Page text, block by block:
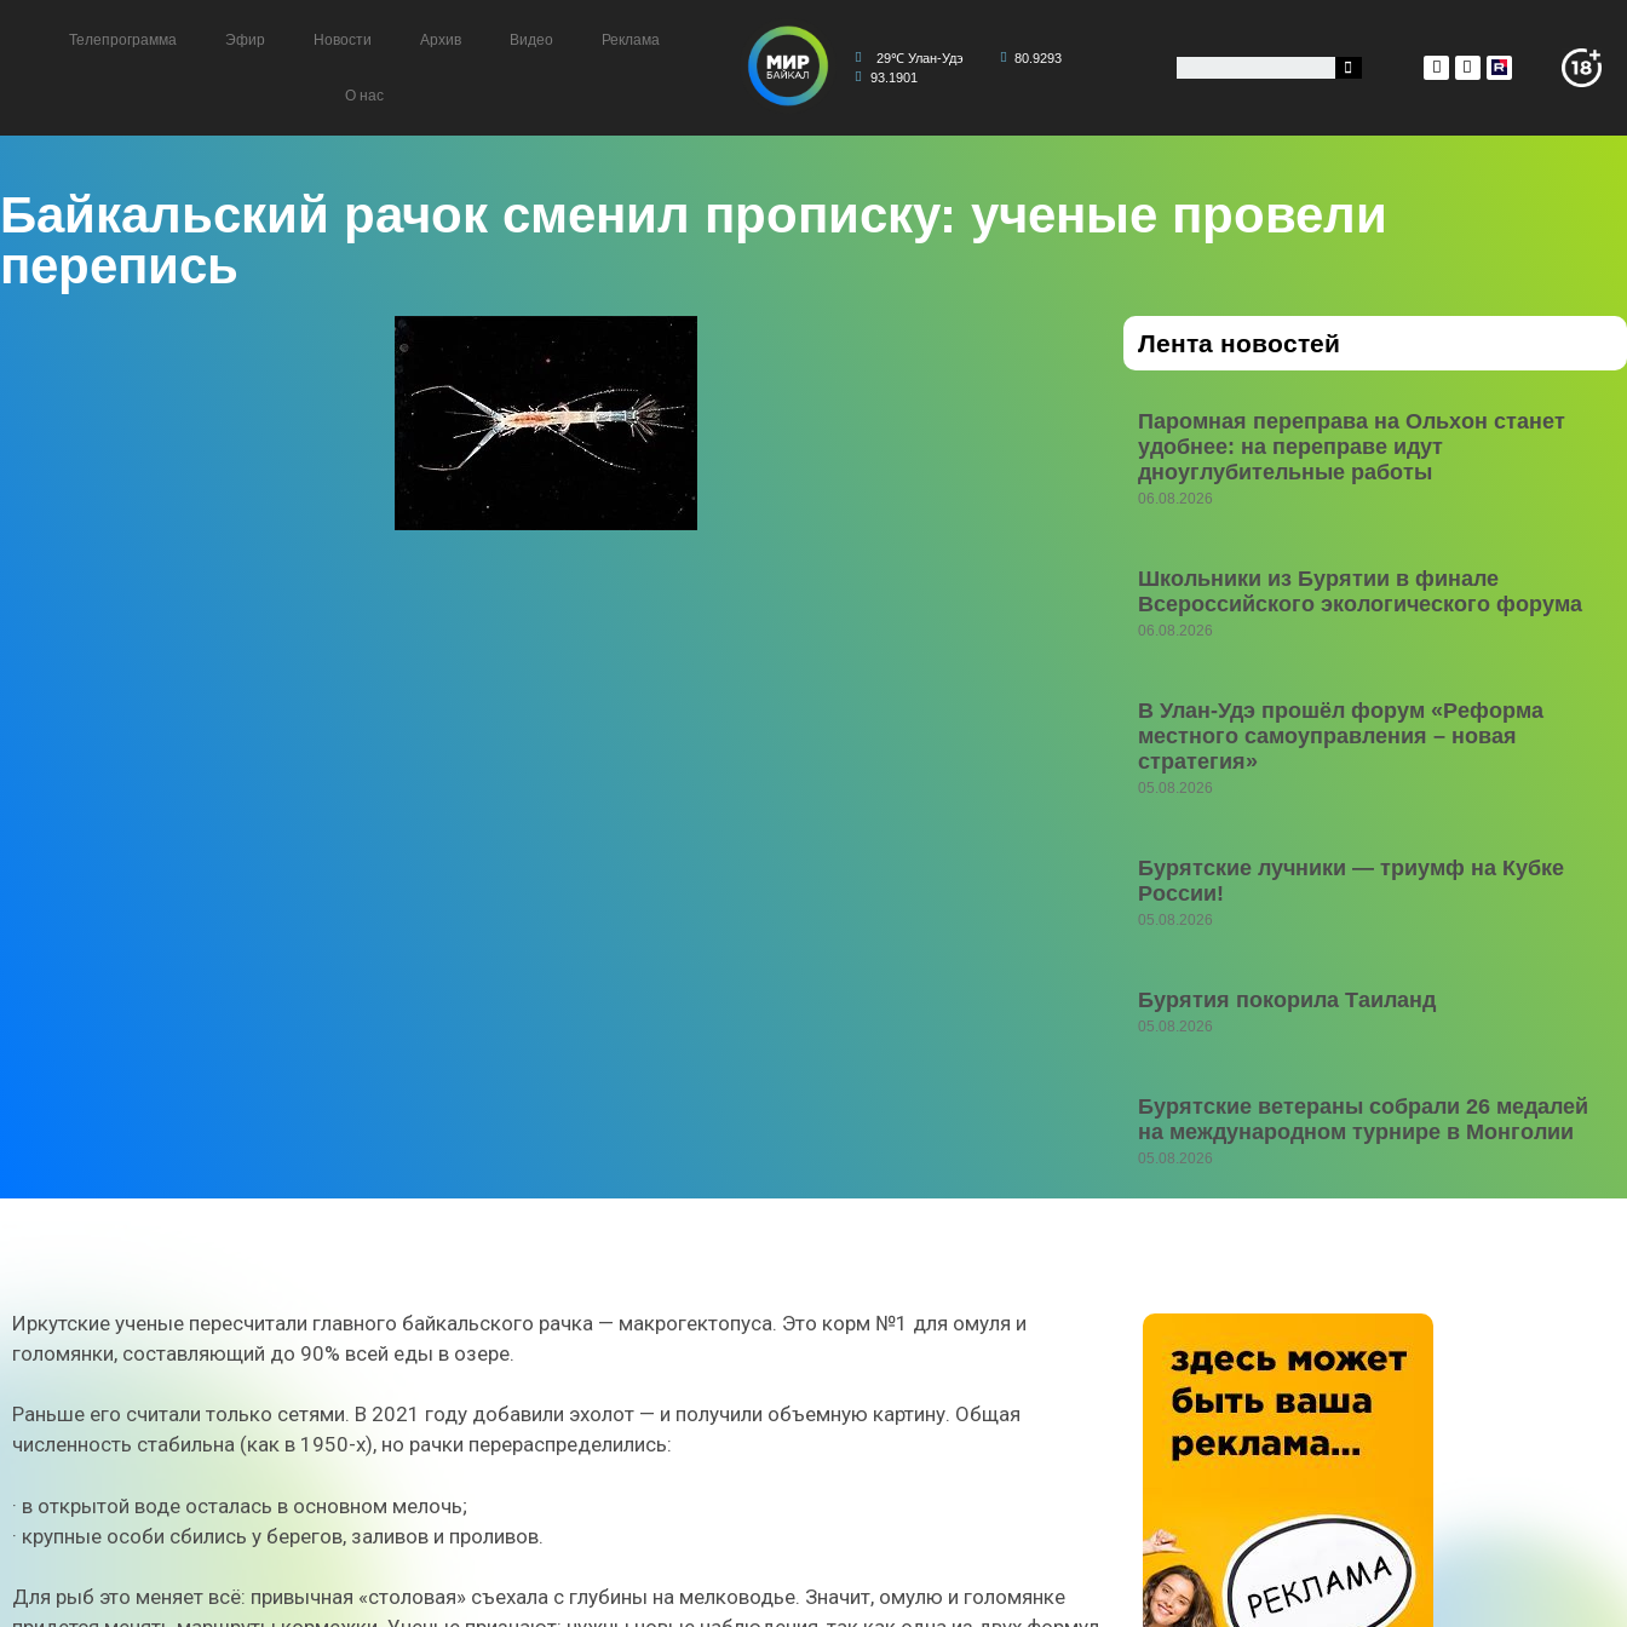
Телепрограмма Эфир Новости Архив Видео Реклама
О нас
29℃ Улан-Удэ
80.9293
93.1901
Байкальский рачок сменил прописку: ученые провели
перепись
Лента новостей
Паромная переправа на Ольхон станет
удобнее: на переправе идут
дноуглубительные работы
06.08.2026
Школьники из Бурятии в финале
Всероссийского экологического форума
06.08.2026
В Улан-Удэ прошёл форум «Реформа
местного самоуправления – новая
стратегия»
05.08.2026
Бурятские лучники — триумф на Кубке
России!
05.08.2026
Бурятия покорила Таиланд
05.08.2026
Бурятские ветераны собрали 26 медалей
на международном турнире в Монголии
05.08.2026
Иркутские ученые пересчитали главного байкальского рачка — макрогектопуса. Это корм №1 для омуля и
голомянки, составляющий до 90% всей еды в озере.
Раньше его считали только сетями. В 2021 году добавили эхолот — и получили объемную картину. Общая
численность стабильна (как в 1950-х), но рачки перераспределились:
· в открытой воде осталась в основном мелочь;
· крупные особи сбились у берегов, заливов и проливов.
Для рыб это меняет всё: привычная «столовая» съехала с глубины на мелководье. Значит, омулю и голомянке